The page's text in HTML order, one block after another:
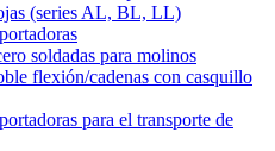
(series AL, BL, LL)
soldadas para molinos
flexión/cadenas con casquillo
para el transporte de